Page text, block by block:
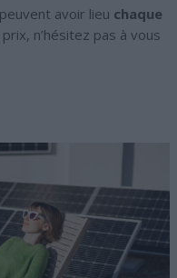
avoir lieu chaque
n’hésitez pas à vous